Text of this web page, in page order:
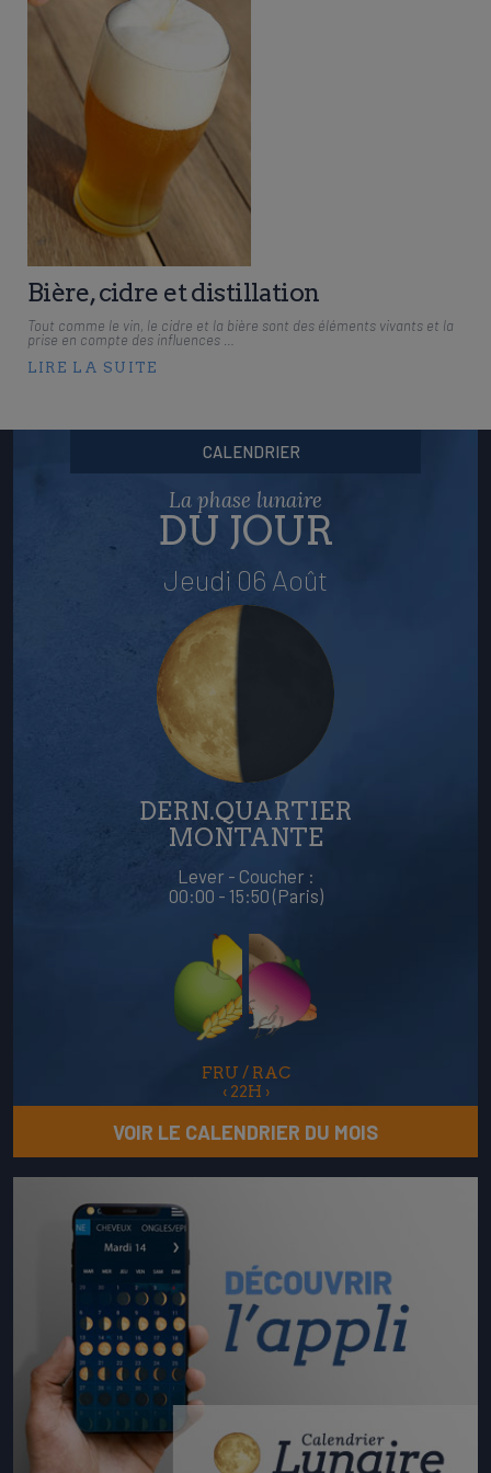
Bière, cidre et distillation
Tout comme le vin, le cidre et la bière sont des éléments vivants et la
prise en compte des influences …
LIRE LA SUITE
CALENDRIER
La phase lunaire
DU JOUR
Jeudi 06 Août
DERN.QUARTIER
MONTANTE
Lever - Coucher :
00:00 - 15:50 (Paris)
FRU / RAC
‹ 22H ›
VOIR LE CALENDRIER DU MOIS